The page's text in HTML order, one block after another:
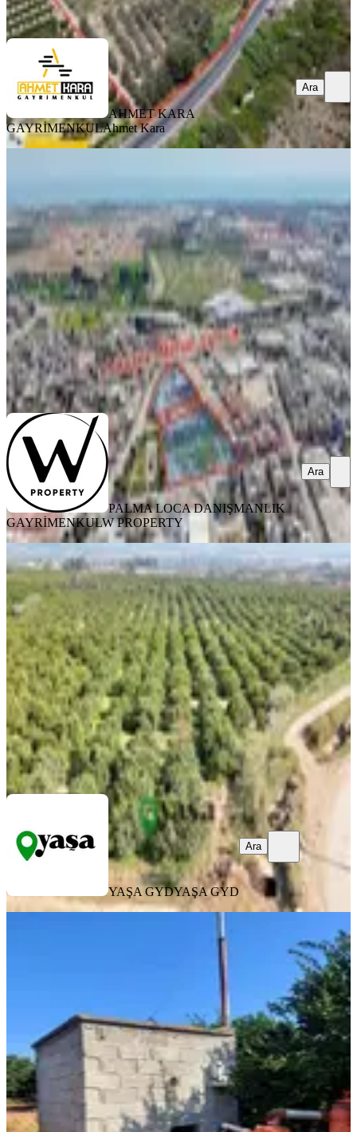
Ara
AHMET KARA
GAYRİMENKULAhmet Kara
Ara
Akdeniz, Çay Mahallesi
14295 m² · 10.353/m² 30.05.2025
148.000.000 ₺
PALMA LOCA DANIŞMANLIK GAYRİMENKULW
PROPERTY
Ara
PALMA LOCA DANIŞMANLIK
GAYRİMENKULW PROPERTY
Ara
Yaşa Gyd - Akdeniz Akdamda 26
Dönüm Yetişkin Narenciye Bahçesi
Akdeniz, Akdam Mahallesi
26375 m² · 1.668/m²· 26.07.2025
44.000.000 ₺
YAŞA GYDYAŞA GYD
Ara
YAŞA GYDYAŞA GYD
Ara
Akdam Köyü'nde Satılık 4.833 M
Akdeniz, Akdam Mahallesi
2.173/m² 28.04.2026
10.500.000 ₺
Kazanç Gayrimenkul Nasip Kozan